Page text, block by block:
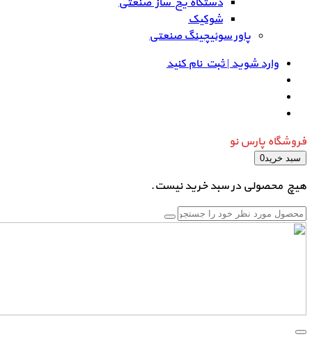
شوکیک
پاور سوئیچینگ صنعتی
وارد شوید | ثبت نام کنید
فروشگاه پارس نو
سبد خرید0
هیچ محصولی در سبد خرید نیست.